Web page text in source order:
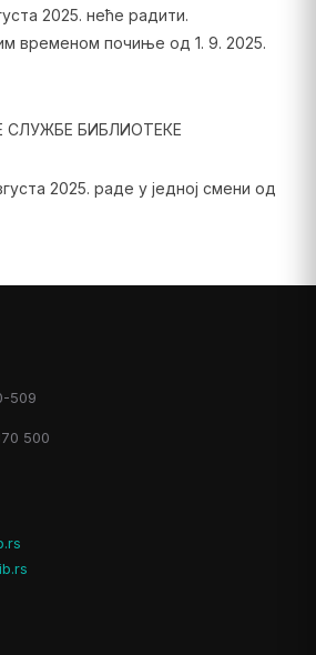
2025. неће радити.
временом почиње од 1. 9. 2025.
СЛУЖБЕ БИБЛИОТЕКЕ
2025. раде у једној смени од
509
500